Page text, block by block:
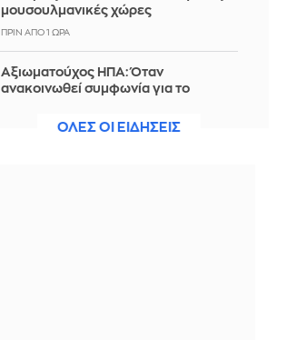
μουσουλμανικές χώρες
ΠΡΙΝ ΑΠΌ 1 ΏΡΑ
Αξιωματούχος ΗΠΑ: Όταν
ανακοινωθεί συμφωνία για το
αποκλεισμός στο Ιράν
ΟΛΕΣ ΟΙ ΕΙΔΗΣΕΙΣ